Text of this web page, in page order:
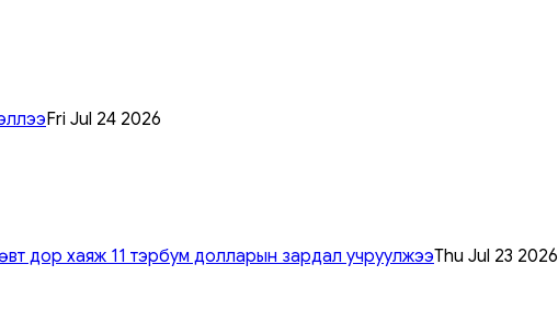
Fri Jul 24 2026
дор хаяж 11 тэрбум долларын зардал учруулжээThu Jul 23 2026